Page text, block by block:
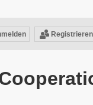
Registrieren